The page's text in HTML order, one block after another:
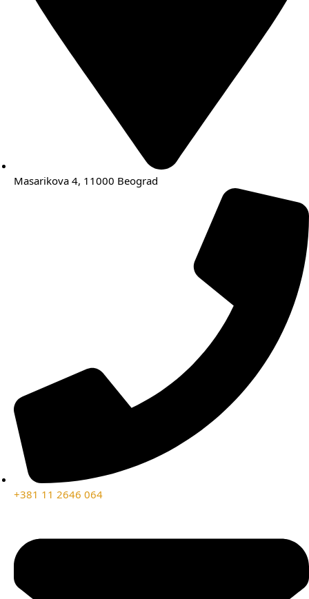
Masarikova 4, 11000 Beograd
+381 11 2646 064